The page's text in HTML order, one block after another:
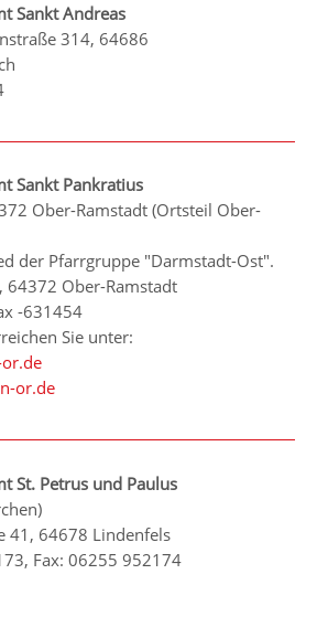
Sankt Andreas
314, 64686
Sankt Pankratius
Ober-Ramstadt (Ortsteil Ober-
der Pfarrgruppe "Darmstadt-Ost".
64372 Ober-Ramstadt
-631454
Sie unter:
or.de
St. Petrus und Paulus
41, 64678 Lindenfels
Fax: 06255 952174